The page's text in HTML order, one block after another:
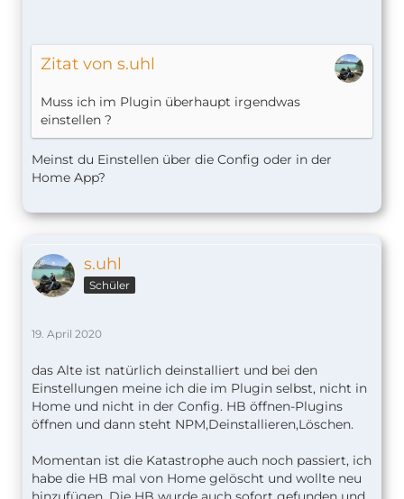
Zitat von s.uhl
Muss ich im Plugin überhaupt irgendwas
einstellen ?
Meinst du Einstellen über die Config oder in der
Home App?
s.uhl
Schüler
19. April 2020
das Alte ist natürlich deinstalliert und bei den
Einstellungen meine ich die im Plugin selbst, nicht in
Home und nicht in der Config. HB öffnen-Plugins
öffnen und dann steht NPM,Deinstallieren,Löschen.
Momentan ist die Katastrophe auch noch passiert, ich
habe die HB mal von Home gelöscht und wollte neu